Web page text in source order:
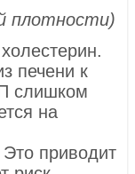
плотности)
печени к
слишком
на
приводит